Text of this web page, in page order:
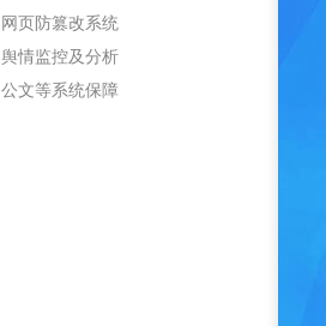
网页防篡改系统
舆情监控及分析
公文等系统保障